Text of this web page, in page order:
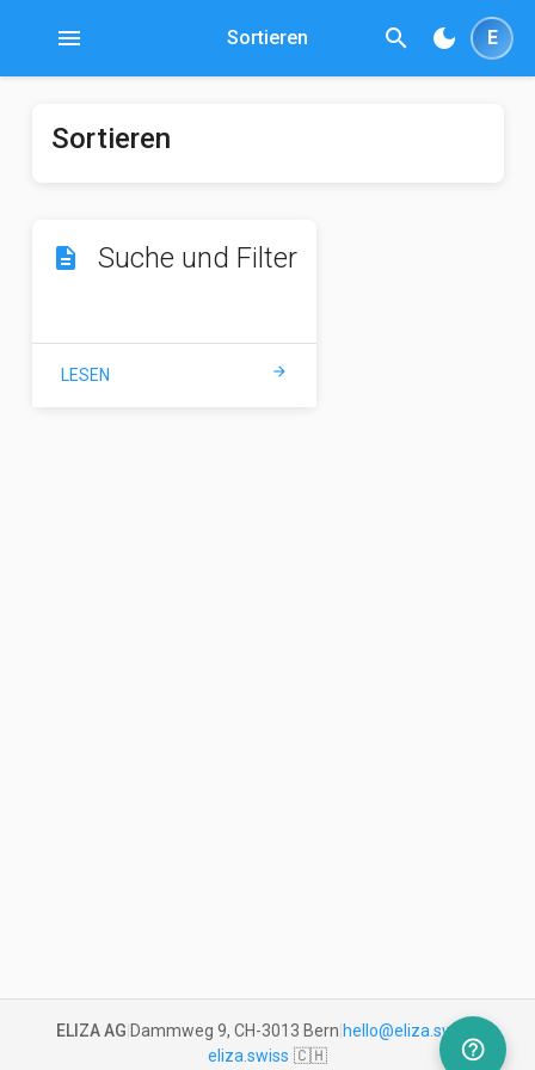
menu Sortieren search dark_mode E
Sortieren
description Suche und Filter
LESEN arrow_forward
ELIZA AG Dammweg 9, CH-3013 Bern hello@eliza.swiss
eliza.swiss 🇨🇭 help_outline